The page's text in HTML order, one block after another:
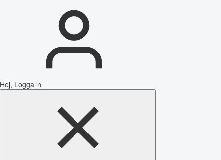
Hej, Logga in